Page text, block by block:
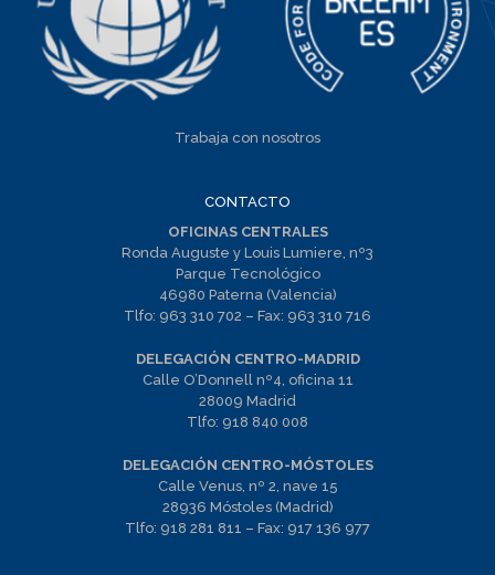
Trabaja con nosotros
CONTACTO
OFICINAS CENTRALES
Ronda Auguste y Louis Lumiere, nº3
Parque Tecnológico
46980 Paterna (Valencia)
Tlfo: 963 310 702 – Fax: 963 310 716
DELEGACIÓN CENTRO-MADRID
Calle O’Donnell nº4, oficina 11
28009 Madrid
Tlfo: 918 840 008
DELEGACIÓN CENTRO-MÓSTOLES
Calle Venus, nº 2, nave 15
28936 Móstoles (Madrid)
Tlfo: 918 281 811 – Fax: 917 136 977